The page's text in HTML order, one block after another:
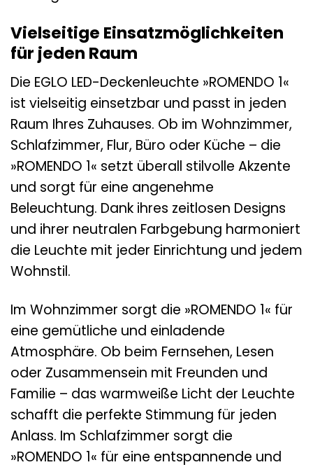
Vielseitige Einsatzmöglichkeiten
für jeden Raum
Die EGLO LED-Deckenleuchte »ROMENDO 1«
ist vielseitig einsetzbar und passt in jeden
Raum Ihres Zuhauses. Ob im Wohnzimmer,
Schlafzimmer, Flur, Büro oder Küche – die
»ROMENDO 1« setzt überall stilvolle Akzente
und sorgt für eine angenehme
Beleuchtung. Dank ihres zeitlosen Designs
und ihrer neutralen Farbgebung harmoniert
die Leuchte mit jeder Einrichtung und jedem
Wohnstil.
Im Wohnzimmer sorgt die »ROMENDO 1« für
eine gemütliche und einladende
Atmosphäre. Ob beim Fernsehen, Lesen
oder Zusammensein mit Freunden und
Familie – das warmweiße Licht der Leuchte
schafft die perfekte Stimmung für jeden
Anlass. Im Schlafzimmer sorgt die
»ROMENDO 1« für eine entspannende und